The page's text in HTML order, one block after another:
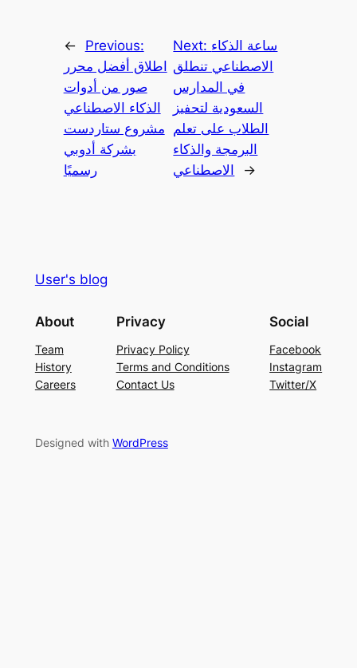
←
Previous:
اطلاق أفضل محرر
صور من أدوات
الذكاء الاصطناعي
مشروع ستاردست
بشركة أدوبي
رسميًا
Next: ساعة الذكاء
الاصطناعي تنطلق
في المدارس
السعودية لتحفيز
الطلاب على تعلم
البرمجة والذكاء
الاصطناعي
→
User's blog
About
Team
History
Careers
Privacy
Privacy Policy
Terms and Conditions
Contact Us
Social
Facebook
Instagram
Twitter/X
Designed with WordPress